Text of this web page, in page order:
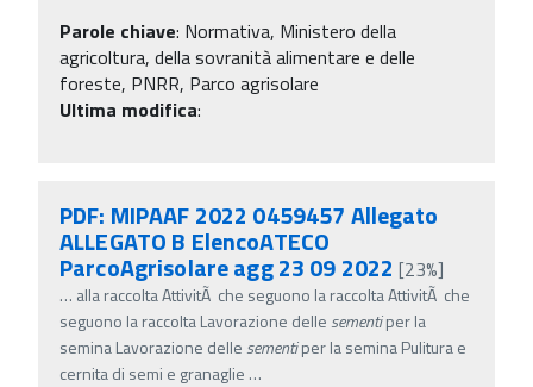
Parole chiave: Normativa, Ministero della
agricoltura, della sovranità alimentare e delle
foreste, PNRR, Parco agrisolare
Ultima modifica:
PDF: MIPAAF 2022 0459457 Allegato
ALLEGATO B ElencoATECO
ParcoAgrisolare agg 23 09 2022 [23%]
… alla raccolta AttivitÃ che seguono la raccolta AttivitÃ che
seguono la raccolta Lavorazione delle sementiper la
semina Lavorazione delle sementiper la semina Pulitura e
cernita di semi e granaglie …